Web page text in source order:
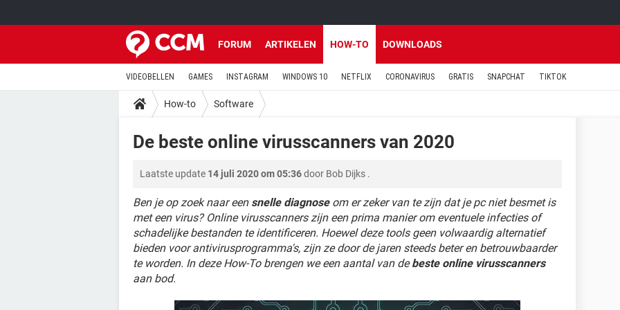
FORUM ARTIKELEN HOW-TO DOWNLOADS
VIDEOBELLEN GAMES INSTAGRAM WINDOWS 10 NETFLIX CORONAVIRUS GRATIS SNAPCHAT TIKTOK
How-to Software
De beste online virusscanners van 2020
Laatste update 14 juli 2020 om 05:36door Bob Dijks .
Ben je op zoek naar een snelle diagnoseom er zeker van te zijn dat je pc niet besmet is
met een virus? Online virusscanners zijn een prima manier om eventuele infecties of
schadelijke bestanden te identificeren. Hoewel deze tools geen volwaardig alternatief
bieden voor antivirusprogramma's, zijn ze door de jaren steeds beter en betrouwbaarder
te worden. In deze How-To brengen we een aantal van debeste online virusscanners
aan bod.